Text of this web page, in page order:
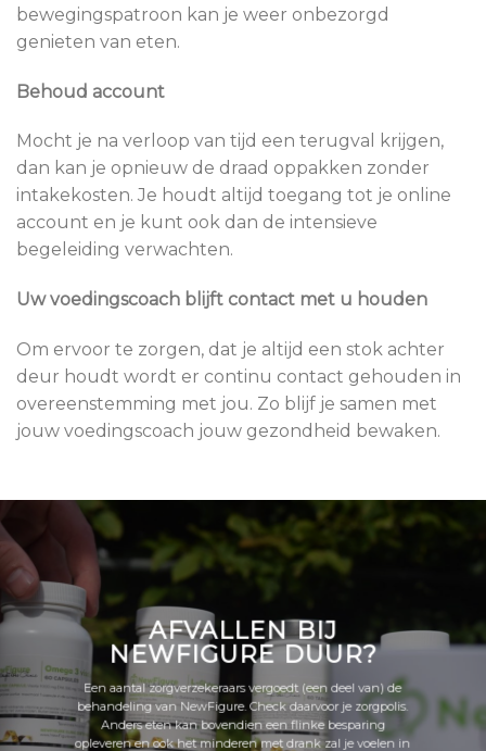
bewegingspatroon kan je weer onbezorgd
genieten van eten.
Behoud account
Mocht je na verloop van tijd een terugval krijgen,
dan kan je opnieuw de draad oppakken zonder
intakekosten. Je houdt altijd toegang tot je online
account en je kunt ook dan de intensieve
begeleiding verwachten.
Uw voedingscoach blijft contact met u houden
Om ervoor te zorgen, dat je altijd een stok achter
deur houdt wordt er continu contact gehouden in
overeenstemming met jou. Zo blijf je samen met
jouw voedingscoach jouw gezondheid bewaken.
AFVALLEN BIJ
NEWFIGURE DUUR?
Een aantal zorgverzekeraars vergoedt (een deel van) de
behandeling van NewFigure. Check daarvoor je zorgpolis.
Anders eten kan bovendien een flinke besparing
opleveren en ook het minderen met drank zal je voelen in